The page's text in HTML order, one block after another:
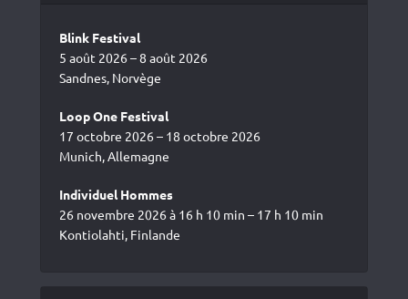
Blink Festival
5 août 2026 – 8 août 2026
Sandnes, Norvège
Loop One Festival
17 octobre 2026 – 18 octobre 2026
Munich, Allemagne
Individuel Hommes
26 novembre 2026 à 16 h 10 min – 17 h 10 min
Kontiolahti, Finlande